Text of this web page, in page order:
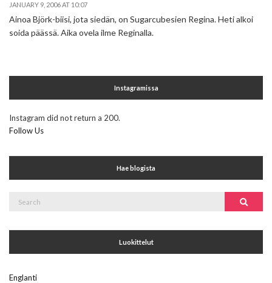
JANUARY 9, 2006 AT 10:07
Ainoa Björk-biisi, jota siedän, on Sugarcubesien Regina. Heti alkoi
soida päässä. Aika ovela ilme Reginalla.
Instagramissa
Instagram did not return a 200.
Follow Us
Hae blogista
Search
Luokittelut
Englanti